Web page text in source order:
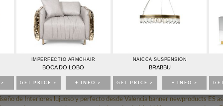
IMPERFECTIO ARMCHAIR
BOCA DO LOBO
GET PRICE > + INFO >
NAICCA SUSPENSION
BRABBU
GET PRICE > + INFO >
DE ARQUITECTURA LUJUOSA Y PERFECTO EN
ESPAÑA